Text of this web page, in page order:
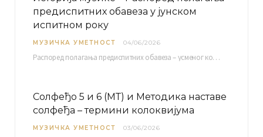
предиспитних обавеза у јунском
испитном року
МУЗИЧКА УМЕТНОСТ 04/06/2026
Распоред полагaња предиспитних обавеза – усменог колоквијума и теста из слушања музике – објављен је…
Солфеђо 5 и 6 (МТ) и Методика наставе
солфеђа – термини колоквијума
МУЗИЧКА УМЕТНОСТ 03/06/2026